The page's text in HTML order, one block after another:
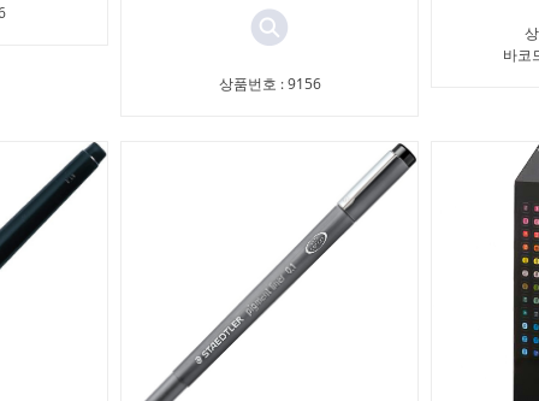
상품번호 : 9156
바코